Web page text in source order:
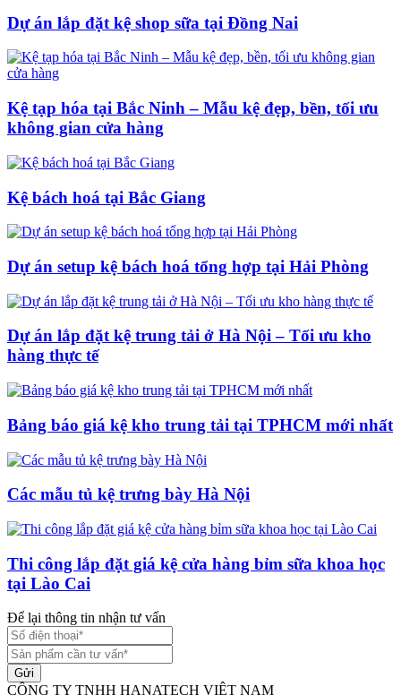
Dự án lắp đặt kệ shop sữa tại Đồng Nai
Kệ tạp hóa tại Bắc Ninh – Mẫu kệ đẹp, bền, tối ưu
không gian cửa hàng
Kệ bách hoá tại Bắc Giang
Dự án setup kệ bách hoá tổng hợp tại Hải Phòng
Dự án lắp đặt kệ trung tải ở Hà Nội – Tối ưu kho
hàng thực tế
Bảng báo giá kệ kho trung tải tại TPHCM mới nhất
Các mẫu tủ kệ trưng bày Hà Nội
Thi công lắp đặt giá kệ cửa hàng bỉm sữa khoa học
tại Lào Cai
Để lại thông tin nhận tư vấn
Gửi
CÔNG TY TNHH HANATECH VIỆT NAM